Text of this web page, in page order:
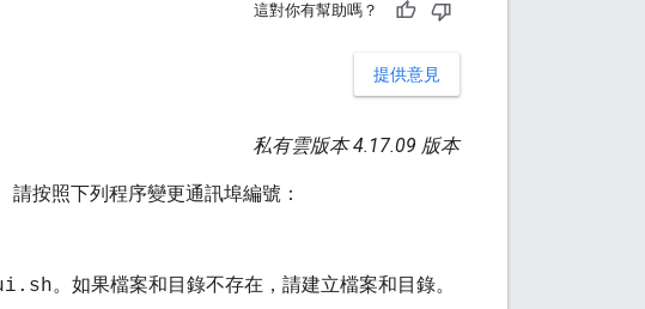
這對你有幫助嗎？
提供意見
私有雲版本 4.17.09 版本
按照下列程序變更通訊埠編號：
。如果檔案和目錄不存在，請建立檔案和目錄。